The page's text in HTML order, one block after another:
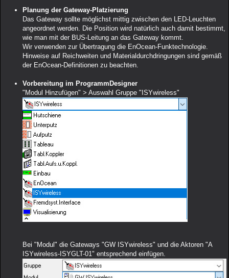
Planung der Gateway-Platzierung
Das Gateway sollte möglichst mittig zwischen den LED-Leuchten
angeordnet werden. Die Position wird natürlich auch damit bestimmt,
wie man mit der BUS-Leitung an das Gateway kommt.
Wir verwenden zur Übertragung die EnOcean-Funktechnologie.
Hinweise auf Reichweiten und Materialdurchdringungen sind gemäß
der EnOcean-Definitionen zu beachten.
Vorbereitung im ProgrammDesigner
"Modul Hinzufügen" > Auswahl Gruppe "ISYwireless"
Bei "Modul" die Gateways "GW ISYwireless" und die Aktoren "A
ISYwireless-ISYGLT-01" entsprechend einfügen.